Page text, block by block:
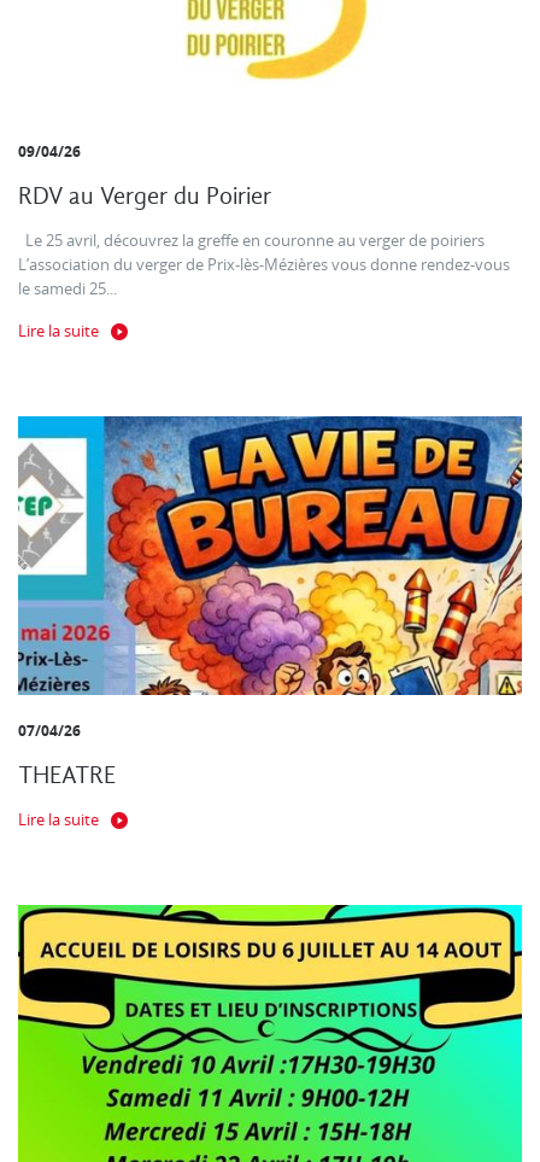
09/04/26
RDV au Verger du Poirier
Le 25 avril, découvrez la greffe en couronne au verger de poiriers
L’association du verger de Prix-lès-Mézières vous donne rendez-vous
le samedi 25...
Lire la suite
07/04/26
THEATRE
Lire la suite